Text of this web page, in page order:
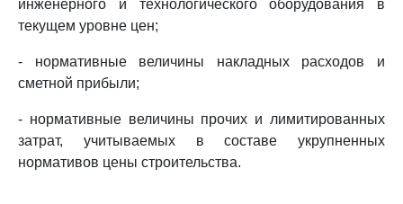
инженерного и технологического оборудования в
текущем уровне цен;
- нормативные величины накладных расходов и
сметной прибыли;
- нормативные величины прочих и лимитированных
затрат, учитываемых в составе укрупненных
нормативов цены строительства.